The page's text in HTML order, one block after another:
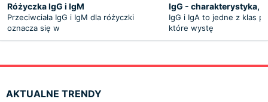
Różyczka IgG i IgM
Przeciwciała IgG i IgM dla różyczki
oznacza się w
IgG - charakterystyka,
IgG i IgA to jedne z klas
które wystę
AKTUALNE TRENDY